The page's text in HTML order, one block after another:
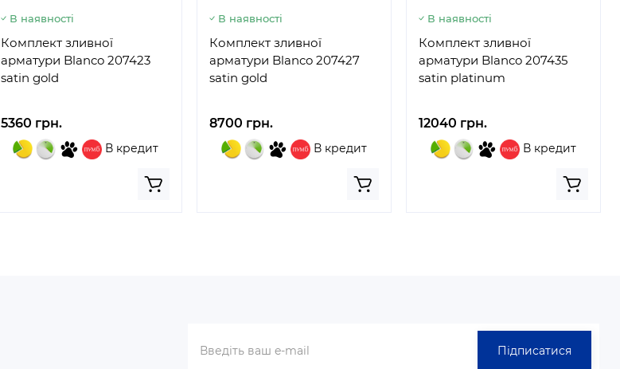
В наявності
Комплект зливної
арматури Blanco 207423
satin gold
5360 грн.
В кредит
В наявності
Комплект зливної
арматури Blanco 207427
satin gold
8700 грн.
В кредит
В наявності
Комплект зливної
арматури Blanco 207435
satin platinum
12040 грн.
В кредит
Підписатися